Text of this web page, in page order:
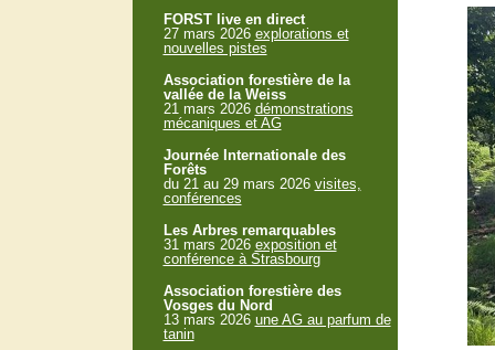
FORST live en direct
27 mars 2026 explorations et
nouvelles pistes
Association forestière de la
vallée de la Weiss
21 mars 2026 démonstrations
mécaniques et AG
Journée Internationale des
Forêts
du 21 au 29 mars 2026 visites,
conférences
Les Arbres remarquables
31 mars 2026 exposition et
conférence à Strasbourg
Association forestière des
Vosges du Nord
13 mars 2026 une AG au parfum de
tanin